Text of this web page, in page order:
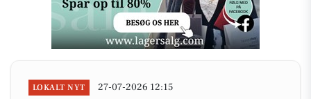
LOKALT NYT 27-07-2026 12:15